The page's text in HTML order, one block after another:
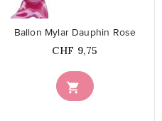

Ballon Mylar Dauphin Rose
Prix
CHF 9,75